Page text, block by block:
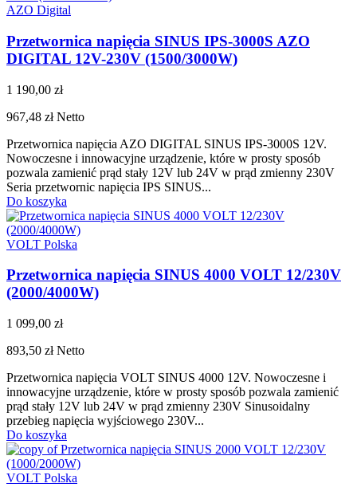
AZO Digital
Przetwornica napięcia SINUS IPS-3000S AZO
DIGITAL 12V-230V (1500/3000W)
1 190,00 zł
967,48 złNetto
Przetwornica napięcia AZO DIGITAL SINUS IPS-3000S 12V.
Nowoczesne i innowacyjne urządzenie, które w prosty sposób
pozwala zamienić prąd stały 12V lub 24V w prąd zmienny 230V
Seria przetwornic napięcia IPS SINUS...
Do koszyka
VOLT Polska
Przetwornica napięcia SINUS 4000 VOLT 12/230V
(2000/4000W)
1 099,00 zł
893,50 złNetto
Przetwornica napięcia VOLT SINUS 4000 12V. Nowoczesne i
innowacyjne urządzenie, które w prosty sposób pozwala zamienić
prąd stały 12V lub 24V w prąd zmienny 230V Sinusoidalny
przebieg napięcia wyjściowego 230V...
Do koszyka
VOLT Polska